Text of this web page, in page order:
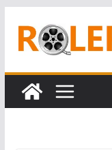
obsah